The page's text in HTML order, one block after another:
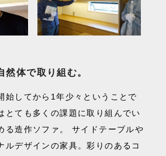
然体で取り組む。
始してから1年少々ということで
とても多くの課題に取り組んでい
る造作ソファ。 サイドテーブルや
ルデザインの家具。彩りのあるコ